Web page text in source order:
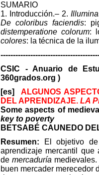
SUMARIO
1. Introducción.– 2.
De coloribus faciendis:
distemperatione colorum:
colores: la técnica de la
CSIC - Anuario de
360grados.org )
[es] ALGUNOS
DEL APRENDIZAJE. LA
Some aspects of
key to poverty
BETSABÉ CAUNEDO
Resumen: El objetivo
aprendizaje mercantil que
demercaduría
buen mercader merecedor